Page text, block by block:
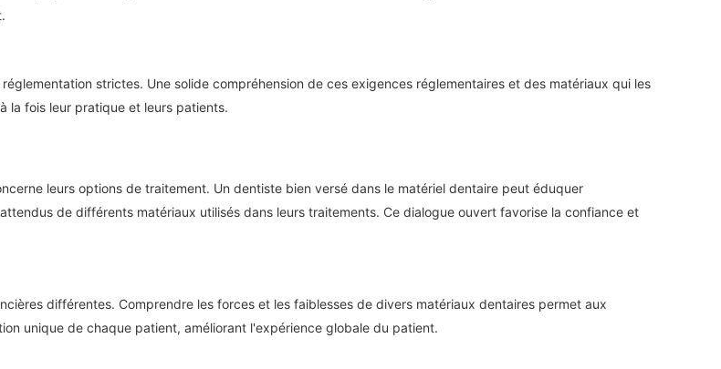
strictes. Une solide compréhension de ces exigences réglementaires et des matériaux qui les
la fois leur pratique et leurs patients.
leurs options de traitement. Un dentiste bien versé dans le matériel dentaire peut éduquer
de différents matériaux utilisés dans leurs traitements. Ce dialogue ouvert favorise la confiance et
différentes. Comprendre les forces et les faiblesses de divers matériaux dentaires permet aux
unique de chaque patient, améliorant l'expérience globale du patient.